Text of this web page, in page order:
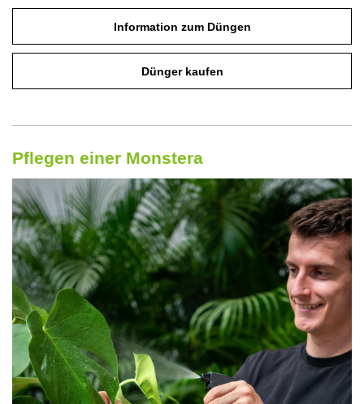
Information zum Düngen
Dünger kaufen
Pflegen einer Monstera